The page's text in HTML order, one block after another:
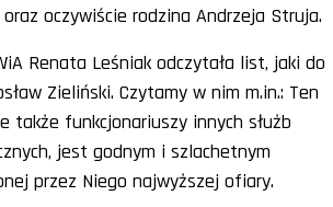
oraz oczywiście rodzina Andrzeja Struja.
Renata Leśniak odczytała list, jaki do
Zieliński. Czytamy w nim m.in.: Ten
funkcjonariuszy innych służb
jest godnym i szlachetnym
przez Niego najwyższej ofiary.